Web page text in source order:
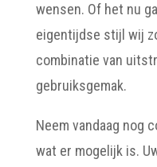
wensen. Of het nu
eigentijdse stijl wij
combinatie van
gebruiksgemak.
Neem vandaag nog
wat er mogelijk is.